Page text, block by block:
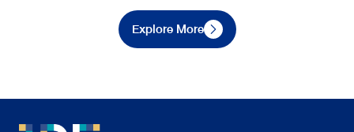
Explore More